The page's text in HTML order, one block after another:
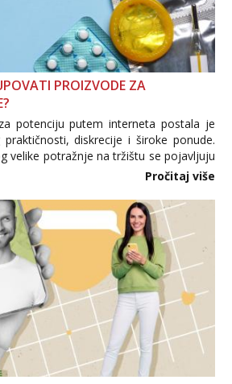
PROIZVODE ZA
potenciju putem interneta postala je
diskrecije i široke ponude.
velike potražnje na tržištu se pojavljuju
proizvodi, nepouzdane internetske
Pročitaj više